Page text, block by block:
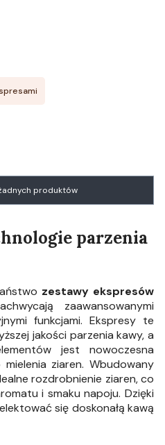
produktów
parzenia
zestawy ekspresów
zaawansowanymi
funkcjami. Ekspresy te
jakości parzenia kawy, a
jest nowoczesna
ziaren. Wbudowany
rozdrobnienie ziaren, co
i smaku napoju. Dzięki
się doskonałą kawą